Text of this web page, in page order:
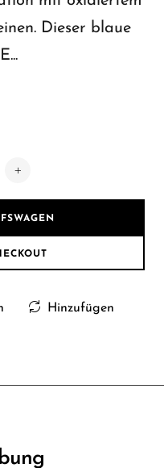
Dieser blaue
Hinzufügen